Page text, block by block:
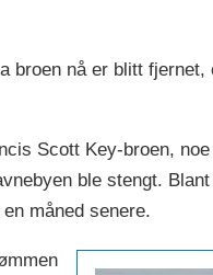
broen nå er blitt
Scott Key-broen,
ble stengt.
måned senere.